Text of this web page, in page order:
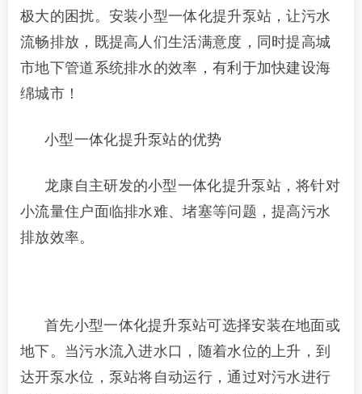
极大的困扰。安装小型一体化提升泵站，让污水
流畅排放，既提高人们生活满意度，同时提高城
市地下管道系统排水的效率，有利于加快建设海
绵城市！
小型一体化提升泵站的优势
龙康自主研发的小型一体化提升泵站，将针对
小流量住户面临排水难、堵塞等问题，提高污水
排放效率。
首先小型一体化提升泵站可选择安装在地面或
地下。当污水流入进水口，随着水位的上升，到
达开泵水位，泵站将自动运行，通过对污水进行